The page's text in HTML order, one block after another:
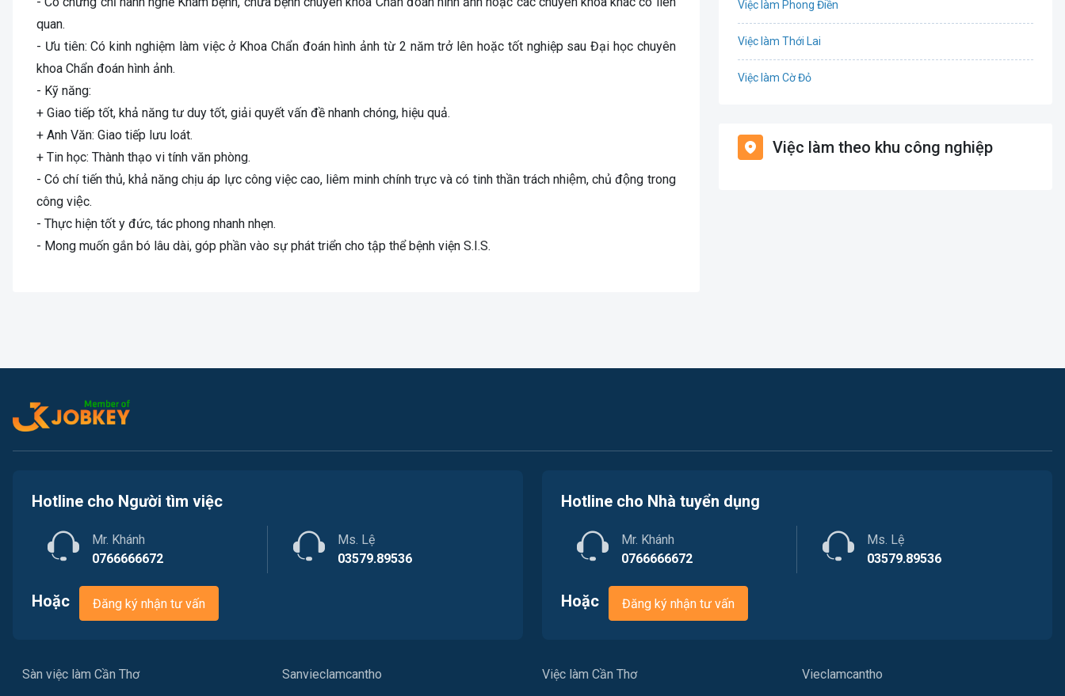
quan.
- Ưu tiên: Có kinh nghiệm làm việc ở Khoa Chẩn đoán hình ảnh từ 2 năm trở lên hoặc tốt nghiệp sau Đại học chuyên
khoa Chẩn đoán hình ảnh.
- Kỹ năng:
+ Giao tiếp tốt, khả năng tư duy tốt, giải quyết vấn đề nhanh chóng, hiệu quả.
+ Anh Văn: Giao tiếp lưu loát.
+ Tin học: Thành thạo vi tính văn phòng.
- Có chí tiến thủ, khả năng chịu áp lực công việc cao, liêm minh chính trực và có tinh thần trách nhiệm, chủ động trong
công việc.
- Thực hiện tốt y đức, tác phong nhanh nhẹn.
- Mong muốn gắn bó lâu dài, góp phần vào sự phát triển cho tập thể bệnh viện S.I.S.
Văn Phòng
Nhân sự
Quản lý chất lượng (QA-QC)
Việc làm Phong Điền
Việc làm Thới Lai
Việc làm Cờ Đỏ
Việc làm Cái Khế
Việc làm Phước Thới
Việc làm Long Bình
Việc làm Long Mỹ
Việc làm theo khu công nghiệp
Hotline cho Người tìm việc
Mr. Khánh
0766666672
Ms. Lệ
03579.89536
Hoặc Đăng ký nhận tư vấn
Hotline cho Nhà tuyển dụng
Mr. Khánh
0766666672
Ms. Lệ
03579.89536
Hoặc Đăng ký nhận tư vấn
Sàn việc làm Cần Thơ Sanvieclamcantho Việc làm Cần Thơ Vieclamcantho